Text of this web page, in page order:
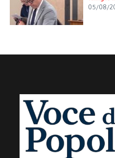
05/08/